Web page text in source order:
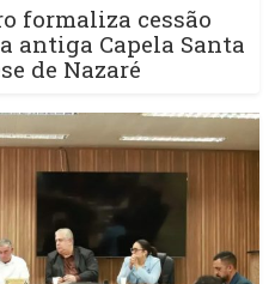
formaliza cessão
antiga Capela Santa
de Nazaré